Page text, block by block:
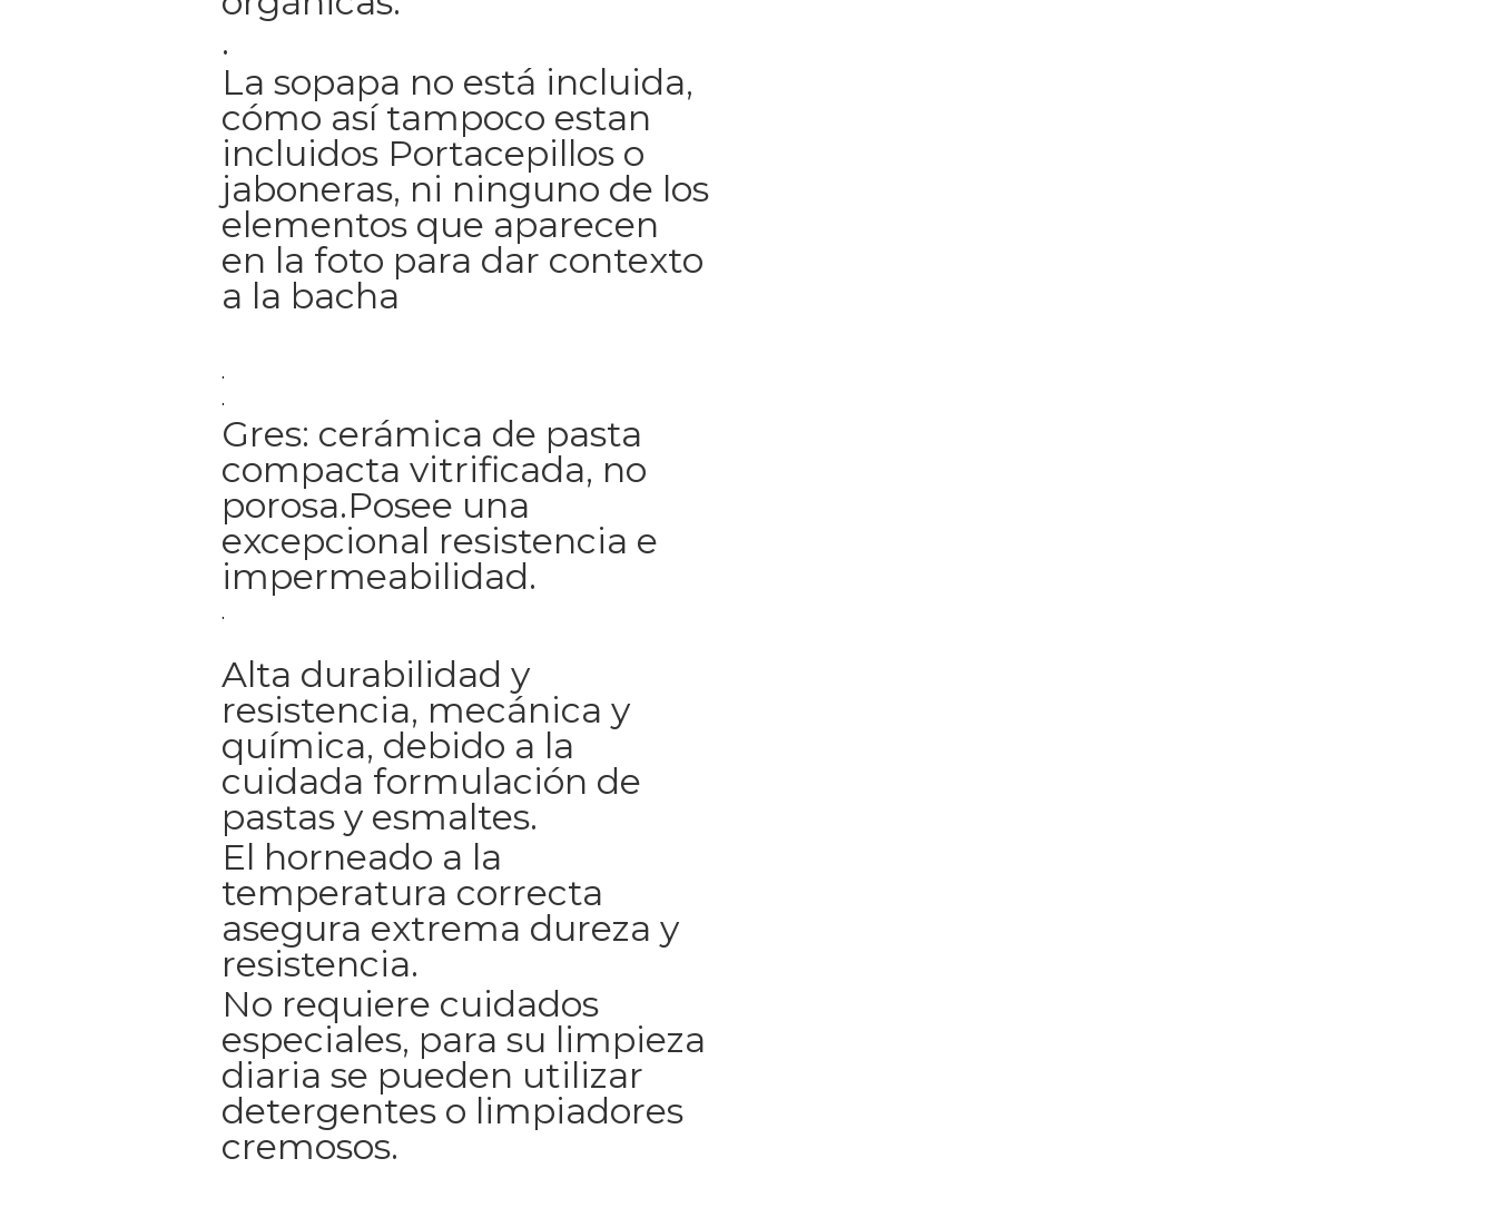
.
La sopapa no está incluida,
cómo así tampoco estan
incluidos Portacepillos o
jaboneras, ni ninguno de los
elementos que aparecen
en la foto para dar contexto
a la bacha
.
.
Gres: cerámica de pasta
compacta vitrificada, no
porosa.Posee una
excepcional resistencia e
impermeabilidad.
.
Alta durabilidad y
resistencia, mecánica y
química, debido a la
cuidada formulación de
pastas y esmaltes.
El horneado a la
temperatura correcta
asegura extrema dureza y
resistencia.
No requiere cuidados
especiales, para su limpieza
diaria se pueden utilizar
detergentes o limpiadores
cremosos.